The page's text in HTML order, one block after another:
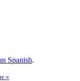
Spanish.
»